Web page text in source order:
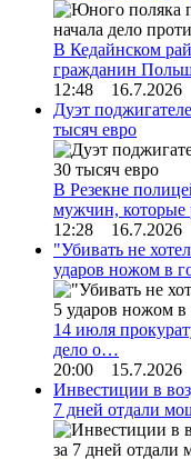
В Кедайнском
гражданин
12:48 16.7.2026
Дуэт
тысяч евро
В Резекне
мужчин,
12:28 16.7.2026
"Убивать не
ударов ножом в
14 июля
дело о…
20:00 15.7.2026
Инвестиции в
7 дней отдали